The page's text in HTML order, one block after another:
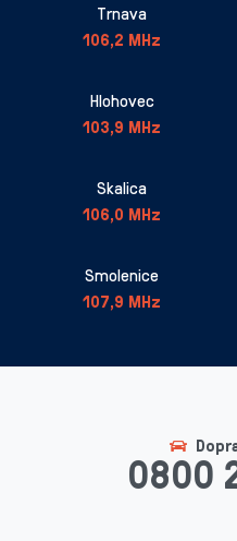
Trnava
106,2 MHz
Hlohovec
103,9 MHz
Skalica
106,0 MHz
Smolenice
107,9 MHz
0800